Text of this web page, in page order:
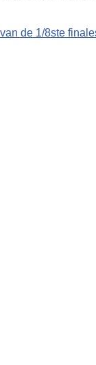
de 1/8ste